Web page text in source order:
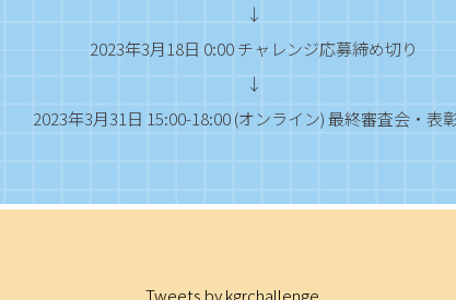
↓
2023年3月18日 0:00 チャレンジ応募締め切り
↓
2023年3月31日 15:00-18:00 (オンライン) 最終審査会・表
Tweets by kgrchallenge